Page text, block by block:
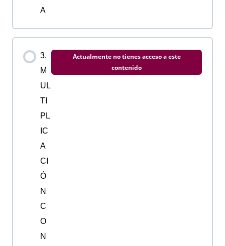
A
3.
M
UL
TI
PL
IC
A
CI
Ó
N
C
O
N
Actualmente no tienes acceso a este
contenido